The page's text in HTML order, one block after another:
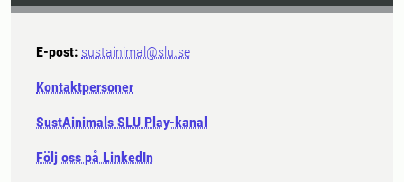
E-post: sustainimal@slu.se
Kontaktpersoner
SustAinimals SLU Play-kanal
Följ oss på LinkedIn